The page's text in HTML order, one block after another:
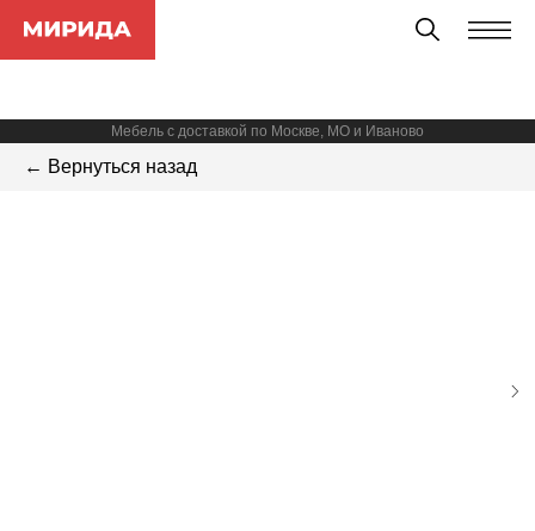
Мебель с доставкой по Москве, МО и Иваново
← Вернуться назад